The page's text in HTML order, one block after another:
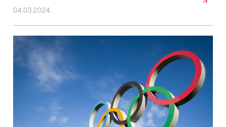
04.03.2024
Tokio 2020 – Die grosse Übersicht